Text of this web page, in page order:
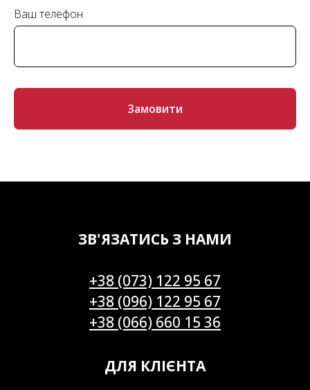
Ваш телефон
Замовити
ЗВ'ЯЗАТИСЬ З НАМИ
+38 (073) 122 95 67
+38 (096) 122 95 67
+38 (066) 660 15 36
ДЛЯ КЛІЄНТА